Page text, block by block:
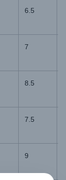
6.5
7
8.5
7.5
9